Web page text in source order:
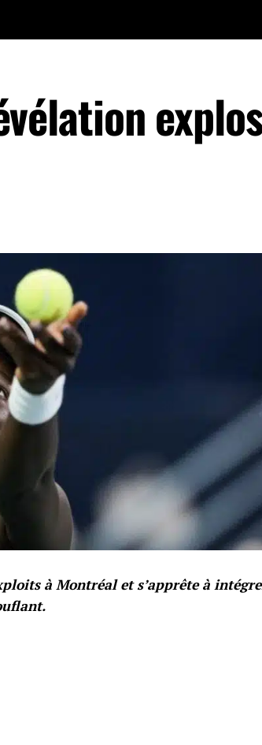
à Montréal et s’apprête à